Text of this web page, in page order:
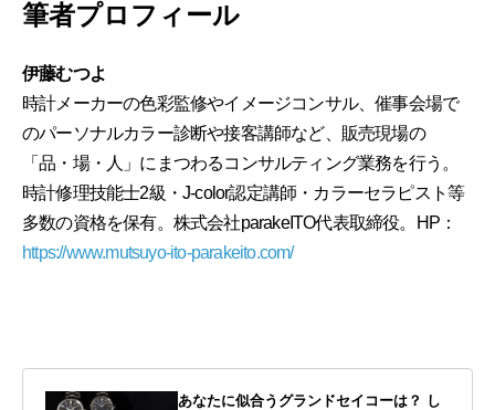
筆者プロフィール
伊藤むつよ
時計メーカーの色彩監修やイメージコンサル、催事会場で
のパーソナルカラー診断や接客講師など、販売現場の
「品・場・人」にまつわるコンサルティング業務を行う。
時計修理技能士2級・J-color認定講師・カラーセラピスト等
多数の資格を保有。株式会社parakeITO代表取締役。HP：
https://www.mutsuyo-ito-parakeito.com/
あなたに似合うグランドセイコーは？ し